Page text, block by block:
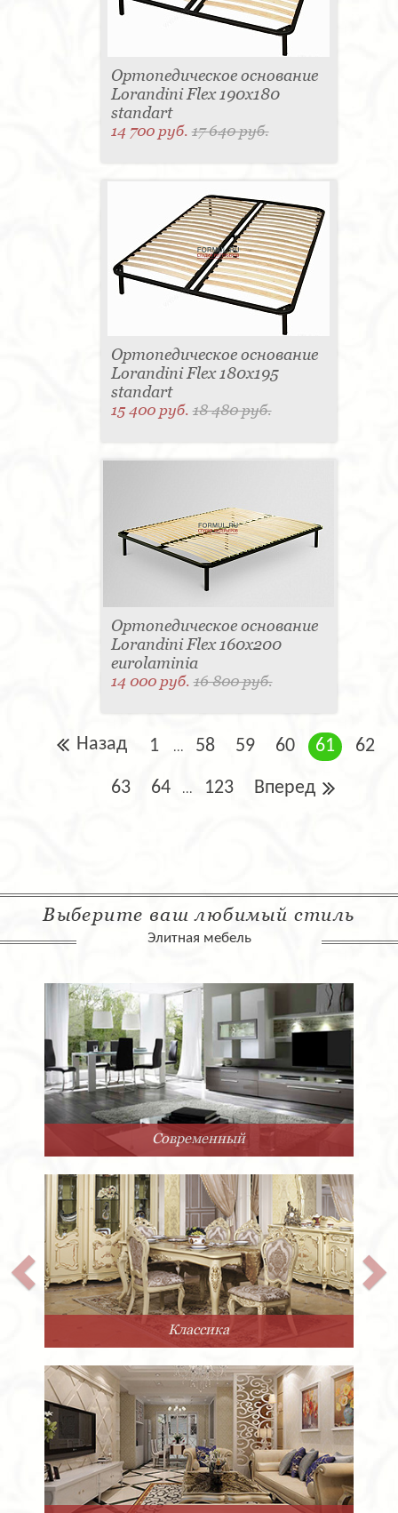
Ортопедическое основание
Lorandini Flex 190x180
standart
14 700 руб.17 640 руб.
Ортопедическое основание
Lorandini Flex 180x195
standart
15 400 руб.18 480 руб.
Ортопедическое основание
Lorandini Flex 160x200
eurolaminia
14 000 руб.16 800 руб.
Назад 1 ... 58 59 60 61 62
63 64 ... 123 Вперед
Выберите ваш любимый стиль
Элитная мебель
Современный
Классика